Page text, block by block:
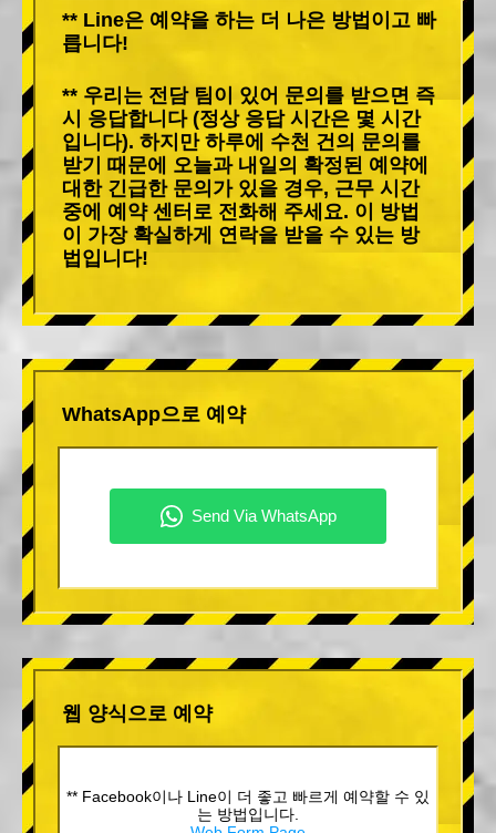
** Line은 예약을 하는 더 나은 방법이고 빠
릅니다!
** 우리는 전담 팀이 있어 문의를 받으면 즉
시 응답합니다 (정상 응답 시간은 몇 시간
입니다). 하지만 하루에 수천 건의 문의를
받기 때문에 오늘과 내일의 확정된 예약에
대한 긴급한 문의가 있을 경우, 근무 시간
중에 예약 센터로 전화해 주세요. 이 방법
이 가장 확실하게 연락을 받을 수 있는 방
법입니다!
WhatsApp으로 예약
웹 양식으로 예약
** Facebook이나 Line이 더 좋고 빠르게 예약할 수 있
는 방법입니다.